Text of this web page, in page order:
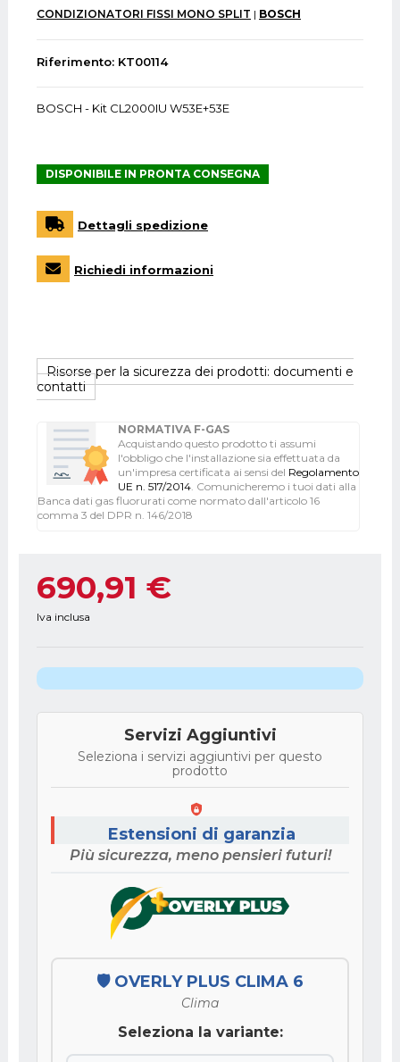
CONDIZIONATORI FISSI MONO SPLIT BOSCH
Riferimento: KT00114
BOSCH - Kit CL2000IU W53E+53E
DISPONIBILE IN PRONTA CONSEGNA
Dettagli spedizione
Richiedi informazioni
Risorse per la sicurezza dei prodotti: documenti e
contatti
NORMATIVA F-GAS
Acquistando questo prodotto ti assumi
l'obbligo che l'installazione sia effettuata da
un'impresa certificata ai sensi del Regolamento
UE n. 517/2014 . Comunicheremo i tuoi dati alla
Banca dati gas fluorurati come normato dall'articolo 16
comma 3 del DPR n. 146/2018
690,91 €
Iva inclusa
Servizi Aggiuntivi
Seleziona i servizi aggiuntivi per questo
prodotto
Estensioni di garanzia
Più sicurezza, meno pensieri futuri!
🛡️ OVERLY PLUS CLIMA 6
Clima
Seleziona la variante: